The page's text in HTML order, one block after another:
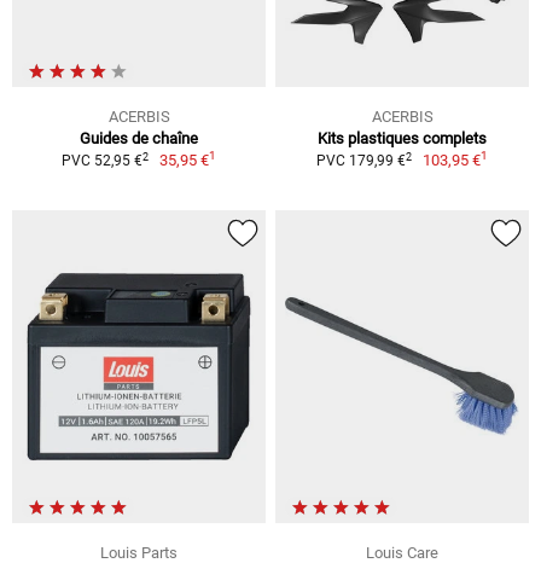
ACERBIS
Guides de chaîne
PVC 52,95 €2 35,95 €1
ACERBIS
Kits plastiques complets
PVC 179,99 €2 103,95 €1
Louis Parts
Louis Care